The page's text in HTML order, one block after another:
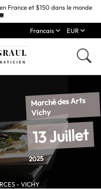
France et $150 dans le monde
Francais
EUR
Marché des Arts
Vichy
13 Juillet
2025
- VICHY